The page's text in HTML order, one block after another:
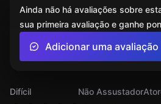
Difícil
Não Assustador
Ainda não há avaliações sobre
sua primeira avaliação e ganhe
Adicionar uma avaliação